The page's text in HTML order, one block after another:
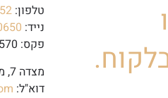
טלפון:
נייד:
פקס: 077-3180570
מצדה 7, מגדל ב.ס.ר 4, בני ברק
דוא"ל: